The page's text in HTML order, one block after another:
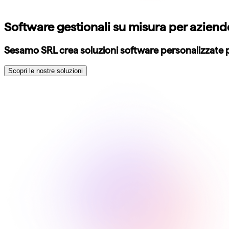
Software gestionali su misura per
Sesamo SRL crea soluzioni software
Scopri le nostre soluzioni